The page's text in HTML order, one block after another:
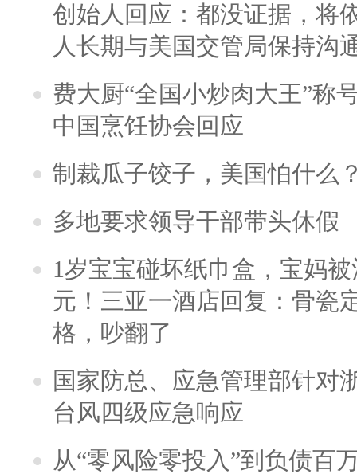
创始人回应：都没证据，将
人长期与美国交管局保持沟
费大厨“全国小炒肉大王”称
中国烹饪协会回应
制裁瓜子饺子，美国怕什么
多地要求领导干部带头休假
1岁宝宝碰坏纸巾盒，宝妈
元！三亚一酒店回复：骨瓷
格，吵翻了
国家防总、应急管理部针对
台风四级应急响应
从“零风险零投入”到负债百